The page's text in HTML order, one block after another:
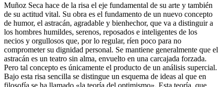
Muñoz Seca hace de la risa el eje fundamental de su arte y también
de su actitud vital. Su obra es el fundamento de un nuevo concepto
de humor, el astracán, agradable y bienhechor, que va a distinguir a
los hombres humildes, serenos, reposados e inteligentes de los
necios y orgullosos que, por lo regular, ríen poco para no
comprometer su dignidad personal. Se mantiene generalmente que el
astracán es un teatro sin alma, envuelto en una carcajada forzada.
Pero tal concepto es únicamente el producto de un análisis supercial.
Bajo esta risa sencilla se distingue un esquema de ideas al que en
filosofía se ha llamado «la teoría del optimismo». Esta teoría, que